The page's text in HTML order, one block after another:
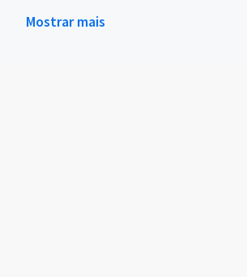
Mostrar mais